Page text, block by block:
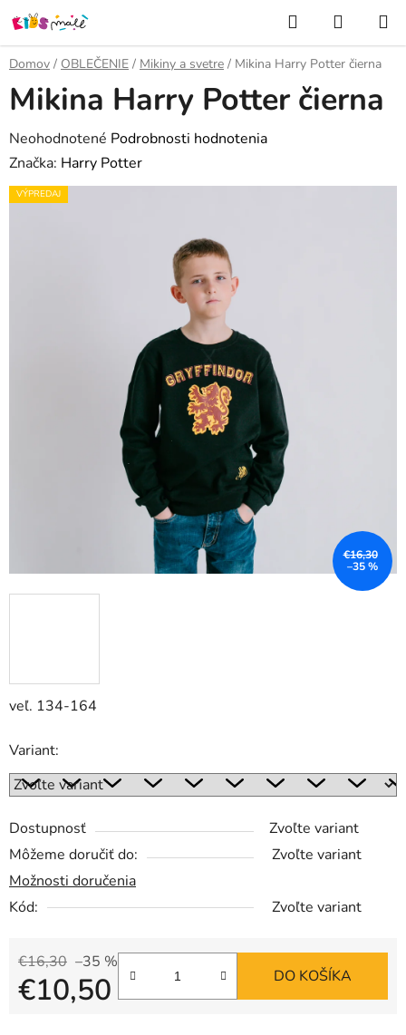
Prejsť
na
obsah
Hľadať
KOŠÍK
Domov / OBLEČENIE / Mikiny a svetre / Mikina Harry Potter čierna
veľ. 134-164
Variant:
Dostupnosť
Zvoľte variant
Môžeme doručiť do:
Zvoľte variant
Možnosti doručenia
Kód:
Zvoľte variant
€16,30 –35 %
€10,50 DO KOŠÍKA
Mikina Harry Potter čierna
Priemerné
hodnotenie
produktu
Neohodnotené Podrobnosti hodnotenia
Značka: Harry Potter
VÝPREDAJ
€16,30
–35 %